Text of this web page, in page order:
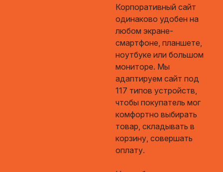
Корпоративный сайт
одинаково удобен на
любом экране-
смартфоне, планшете,
ноутбуке или большом
мониторе. Мы
адаптируем сайт под
117 типов устройств,
чтобы покупатель мог
комфортно выбирать
товар, складывать в
корзину, совершать
оплату.